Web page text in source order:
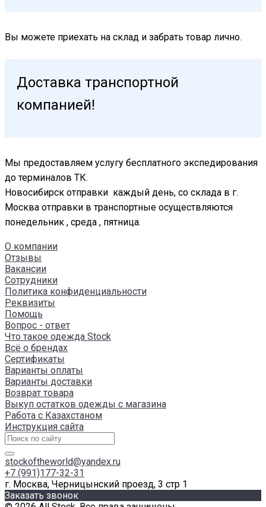
Вы можете приехать на склад и забрать товар лично.
Доставка транспортной
компанией!
Мы предоставляем услугу бесплатного экспедирования
до терминалов ТК.
Новосибирск отправки каждый день, со склада в г.
Москва отправки в транспортные осуществляются
понедельник , среда , пятница.
О компании
Отзывы
Вакансии
Сотрудники
Политика конфиденциальности
Реквизиты
Помощь
Вопрос - ответ
Что такое одежда Stock
Всё о брендах
Сертификаты
Варианты оплаты
Варианты доставки
Возврат товара
Выкуп остатков одежды с магазина
Работа с Казахстаном
Инструкция сайта
stockoftheworld@yandex.ru
+7 (991)177-32-31
г. Москва, Черницынский проезд, 3 стр 1
Заказать звонок